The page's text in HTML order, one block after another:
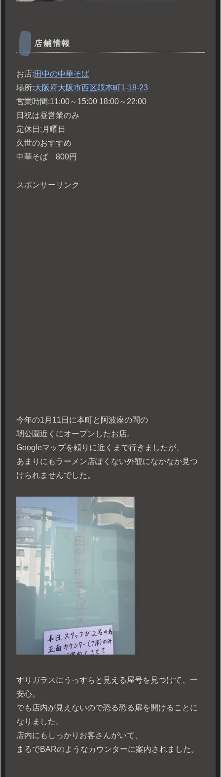
店舗情報
お店:田中の中華そば
場所:大阪府大阪市西区靫本町1-18-23
営業時間:11:00～15:00 18:00～22:00
日祝は昼営業のみ
定休日:月曜日
久世のおすすめ
中華そば 800円
スポンサーリンク
今年の1月11日に本町と阿波座の間の
靭公園近くにオープンしたお店。
Googleマップを頼りに近くまで行きましたが、
あまりにもラーメン店ぽくない外観になかなか見つ
けられませんでした。
すりガラスにうっすらと見える屋号を見つけて、一
安心。
でも店内が見えないので恐る恐る扉を開けることに
なりました。
店内にもしっかりお客さんがいて、
まるでBARのようなカウンターに案内されました。